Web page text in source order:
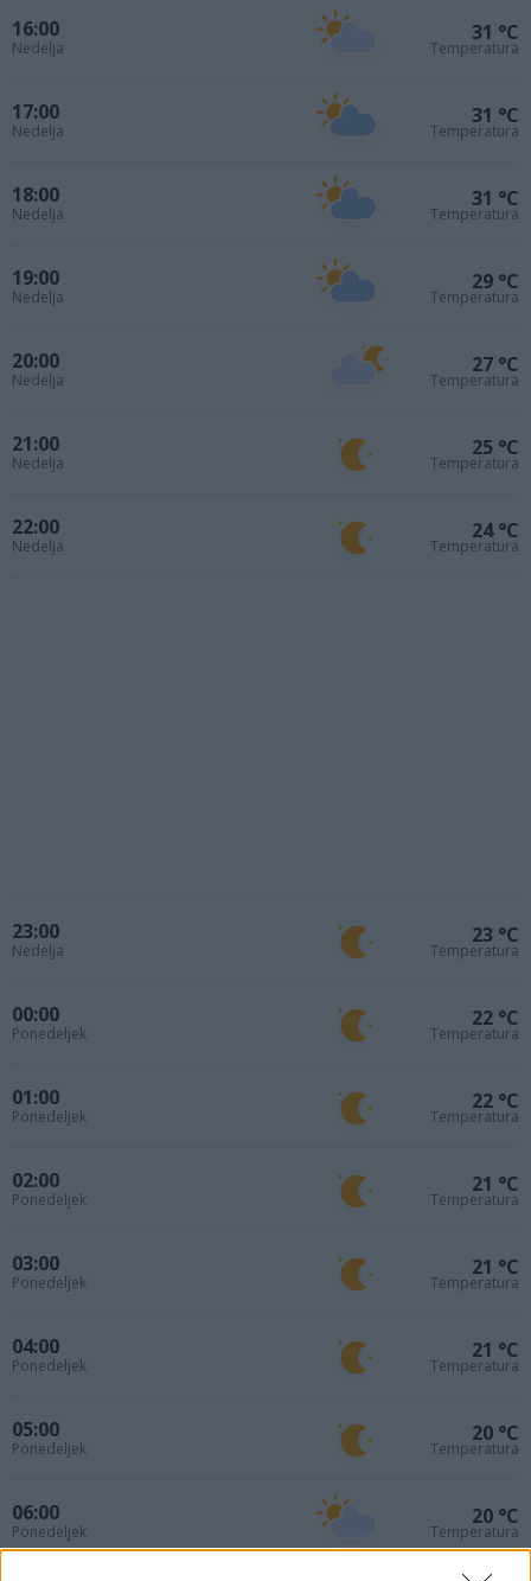
16:00
Nedelja
31 °C
Temperatura
17:00
Nedelja
31 °C
Temperatura
18:00
Nedelja
31 °C
Temperatura
19:00
Nedelja
29 °C
Temperatura
20:00
Nedelja
27 °C
Temperatura
21:00
Nedelja
25 °C
Temperatura
22:00
Nedelja
24 °C
Temperatura
23:00
Nedelja
23 °C
Temperatura
00:00
Ponedeljek
22 °C
Temperatura
01:00
Ponedeljek
22 °C
Temperatura
02:00
Ponedeljek
21 °C
Temperatura
03:00
Ponedeljek
21 °C
Temperatura
04:00
Ponedeljek
21 °C
Temperatura
05:00
Ponedeljek
20 °C
Temperatura
06:00
Ponedeljek
20 °C
Temperatura